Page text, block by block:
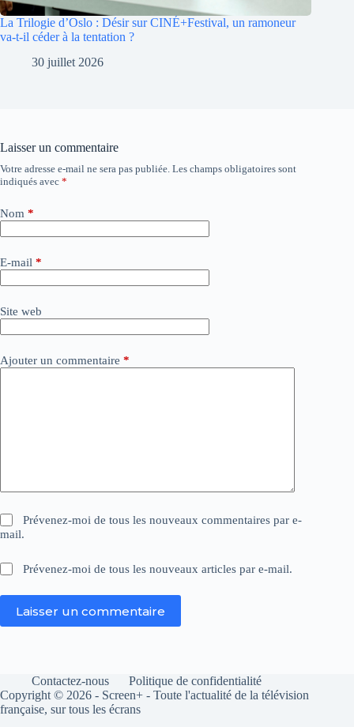
La Trilogie d’Oslo : Désir sur CINÉ+Festival, un ramoneur
va-t-il céder à la tentation ?
30 juillet 2026
Laisser un commentaire
Votre adresse e-mail ne sera pas publiée. Les champs obligatoires sont
indiqués avec *
Nom *
E-mail *
Site web
Ajouter un commentaire *
Prévenez-moi de tous les nouveaux commentaires par e-
mail.
Prévenez-moi de tous les nouveaux articles par e-mail.
Laisser un commentaire
A
l
e
n
a
t
i
e
Contactez-nous
Politique de confidentialité
Copyright © 2026 - Screen+ - Toute l'actualité de la télévision
française, sur tous les écrans